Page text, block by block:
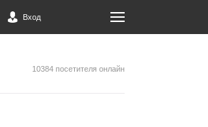
Вход
10384 посетителя онлайн